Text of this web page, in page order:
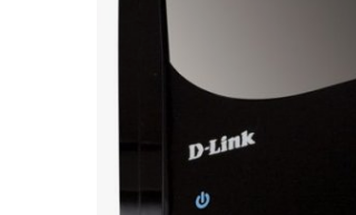
IP Telephony
Stereo systems
Server equipment
UPS Uninterruptible Power